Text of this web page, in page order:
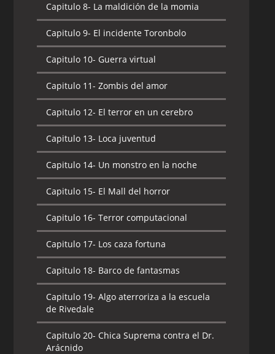
Capitulo 8- La maldición de la momia
Capitulo 9- El incidente Toronbolo
Capitulo 10- Guerra virtual
Capitulo 11- Zombis del amor
Capitulo 12- El terror en un cerebro
Capitulo 13- Loca juventud
Capitulo 14- Un monstro en la noche
Capitulo 15- El Mall del horror
Capitulo 16- Terror computacional
Capitulo 17- Los caza fortuna
Capitulo 18- Barco de fantasmas
Capitulo 19- Algo aterroriza a la escuela
de Rivedale
Capitulo 20- Chica Suprema contra el Dr.
Arácnido